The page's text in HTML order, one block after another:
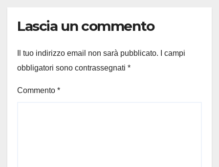
Lascia un commento
Il tuo indirizzo email non sarà pubblicato.
I campi
obbligatori sono contrassegnati *
Commento *